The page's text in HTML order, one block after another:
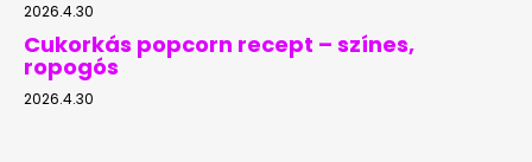
2026.4.30
Cukorkás popcorn recept – színes,
ropogós
2026.4.30